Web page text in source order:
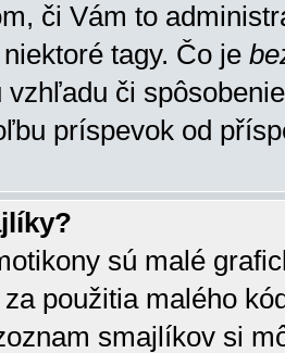
či Vám to
tagy. Čo je
vzhľadu či
príspevok od
sú malé
použitia malého
smajlíkov si